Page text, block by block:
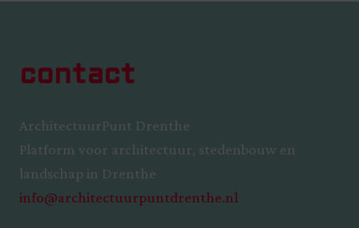
contact
ArchitectuurPunt Drenthe
Platform voor architectuur, stedenbouw en
landschap in Drenthe
info@architectuurpuntdrenthe.nl